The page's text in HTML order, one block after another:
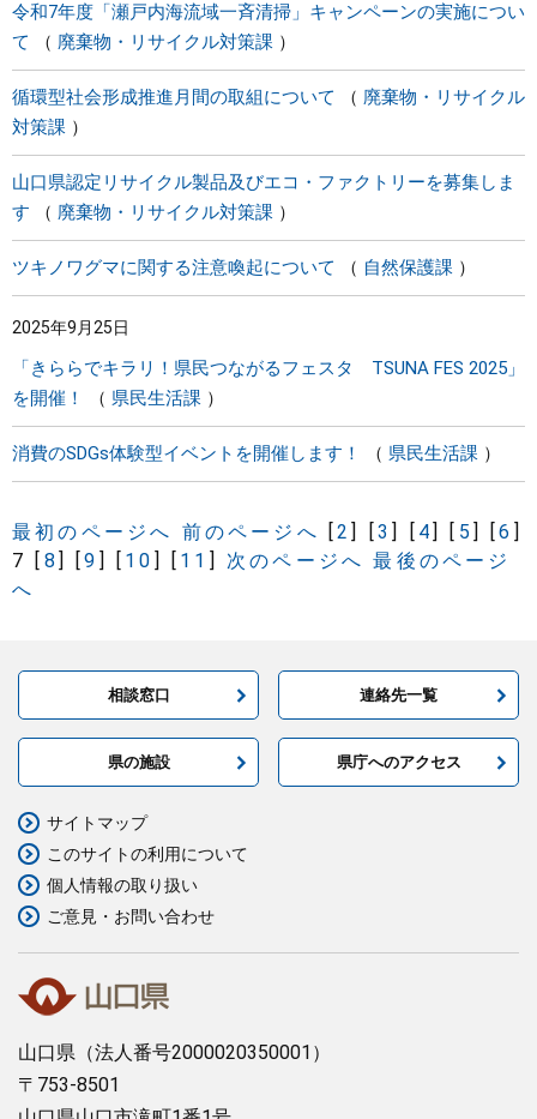
令和7年度「瀬戸内海流域一斉清掃」キャンペーンの実施につい
て
廃棄物・リサイクル対策課
循環型社会形成推進月間の取組について
廃棄物・リサイクル
対策課
山口県認定リサイクル製品及びエコ・ファクトリーを募集しま
す
廃棄物・リサイクル対策課
ツキノワグマに関する注意喚起について 自然保護課
2025年9月25日
「きららでキラリ！県民つながるフェスタ TSUNA FES 2025」
を開催！
県民生活課
消費のSDGs体験型イベントを開催します！ 県民生活課
最初のページへ 前のページへ [2] [3] [ 4] [ 5 ] [6 ]
7
[ 8] [9 ] [ 10 ] [ 11 ] 次のページへ 最後のページ
へ
相談窓口 連絡先一覧
県の施設 県庁へのアクセス
山口県 （法人番号2000020350001）
〒753-8501
サイトマップ
このサイトの利用について
個人情報の取り扱い
ご意見・お問い合わせ